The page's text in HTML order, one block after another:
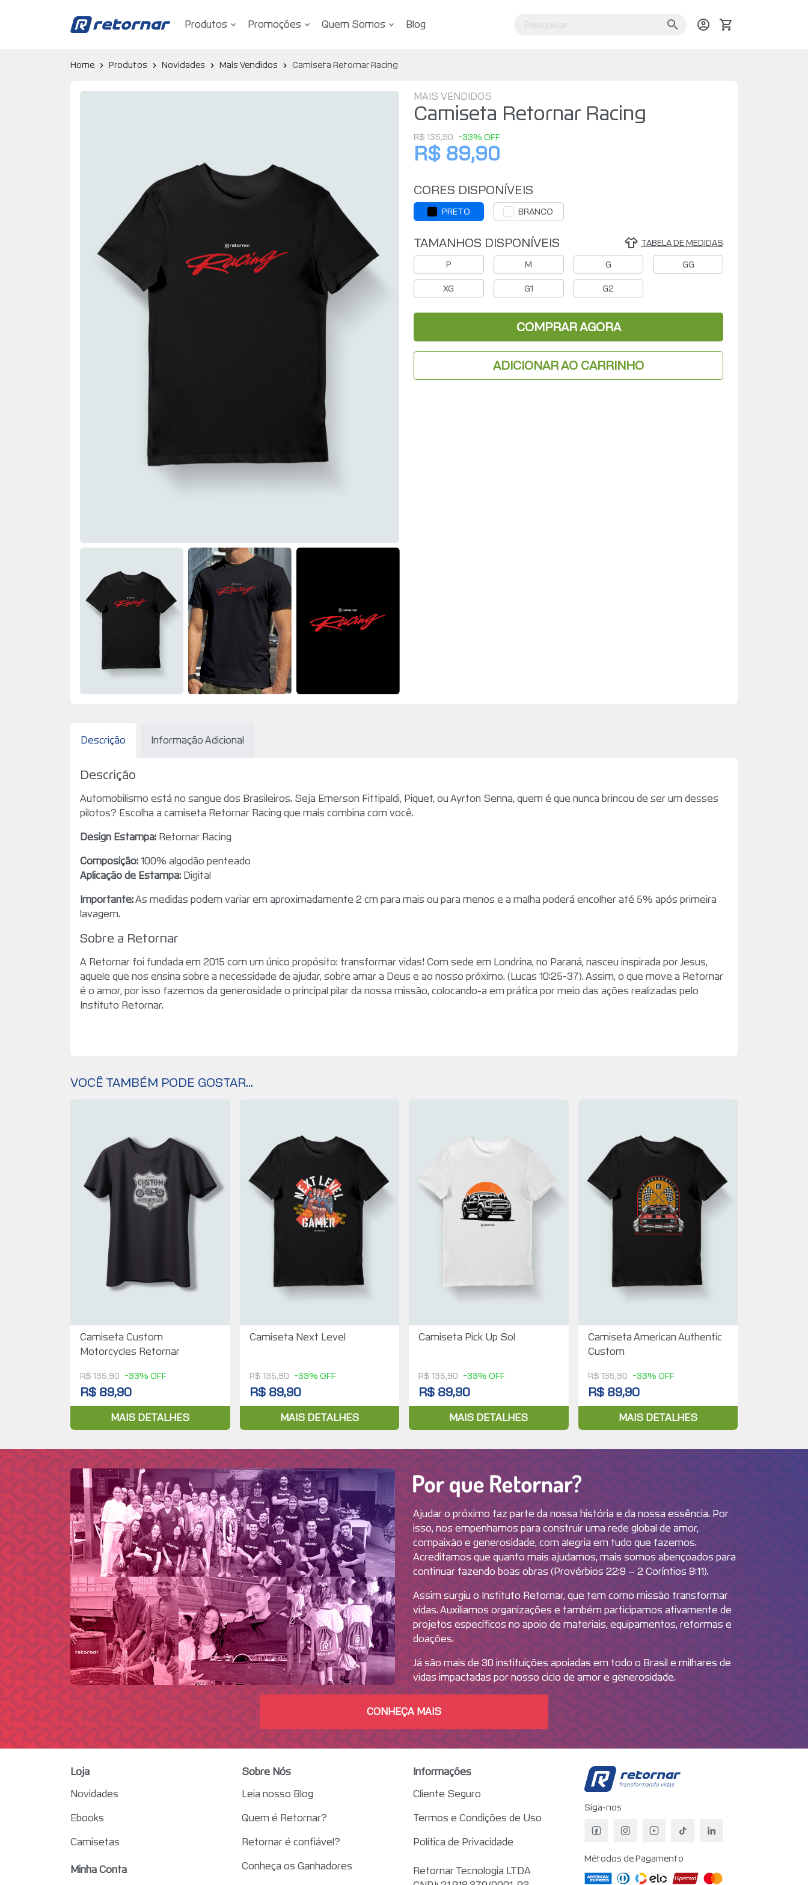
Produtos Promoções Quem Somos Blog
Home Produtos Novidades Mais Vendidos Camiseta Retornar Racing
MAIS VENDIDOS
Camiseta Retornar Racing
R$ 135,90 -33% OFF
R$ 89,90
CORES DISPONÍVEIS
PRETO BRANCO
TAMANHOS DISPONÍVEIS
TABELA DE MEDIDAS
P
M G GG
XG G1 G2
COMPRAR AGORA
ADICIONAR AO CARRINHO
Descrição Informação Adicional
Descrição
Automobilismo está no sangue dos Brasileiros. Seja Emerson Fittipaldi, Piquet, ou Ayrton Senna, quem é que nunca brincou de ser um desses
pilotos? Escolha a camiseta Retornar Racing que mais combina com você.
Design Estampa: Retornar Racing
Composição:100% algodão penteado
Aplicação de Estampa: Digital
Importante:As medidas podem variar em aproximadamente 2 cm para mais ou para menos e a malha poderá encolher até 5% após primeira
lavagem.
Sobre a Retornar
A Retornar foi fundada em 2015 com um único propósito: transformar vidas! Com sede em Londrina, no Paraná, nasceu inspirada por Jesus,
aquele que nos ensina sobre a necessidade de ajudar, sobre amar a Deus e ao nosso próximo. (Lucas 10:25-37). Assim, o que move a Retornar
é o amor, por isso fazemos da generosidade o principal pilar da nossa missão, colocando-a em prática por meio das ações realizadas pelo
Instituto Retornar.
VOCÊ TAMBÉM PODE GOSTAR...
Camiseta Custom
Motorcycles Retornar
R$ 135,90 -33% OFF
R$ 89,90
MAIS DETALHES
Camiseta Next Level
R$ 135,90 -33% OFF
R$ 89,90
MAIS DETALHES
Camiseta Pick Up Sol
R$ 135,90 -33% OFF
R$ 89,90
MAIS DETALHES
Camiseta American Authentic
Custom
R$ 135,90 -33% OFF
R$ 89,90
MAIS DETALHES
Por que Retornar?
Ajudar o próximo faz parte da nossa história e da nossa essência. Por
isso, nos empenhamos para construir uma rede global de amor,
compaixão e generosidade, com alegria em tudo que fazemos.
Acreditamos que quanto mais ajudamos, mais somos abençoados para
continuar fazendo boas obras (Provérbios 22:9 – 2 Coríntios 9:11).
Assim surgiu o Instituto Retornar, que tem como missão transformar
vidas. Auxiliamos organizações e também participamos ativamente de
projetos específicos no apoio de materiais, equipamentos, reformas e
doações.
Já são mais de 30 instituições apoiadas em todo o Brasil e milhares de
vidas impactadas por nosso ciclo de amor e generosidade.
CONHEÇA MAIS
Loja
Novidades
Ebooks
Camisetas
Minha Conta
Sobre Nós
Leia nosso Blog
Quem é Retornar?
Retornar é confiável?
Conheça os Ganhadores
Informações
Cliente Seguro
Termos e Condições de Uso
Política de Privacidade
Retornar Tecnologia LTDA
Retornar - Transformando
Siga-nos
Facebook da Retornar
Instagram da Retornar
YouTube da Retornar
TikTok da Retornar
Métodos de Pagamento